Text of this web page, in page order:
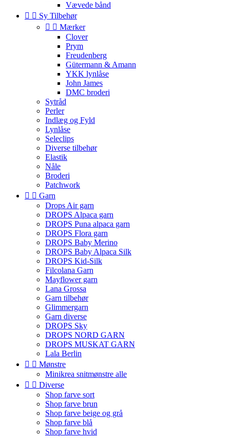
Vævede bånd
  Sy Tilbehør
  Mærker
Clover
Prym
Freudenberg
Gütermann & Amann
YKK lynlåse
John James
DMC broderi
Sytråd
Perler
Indlæg og Fyld
Lynlåse
Seleclips
Diverse tilbehør
Elastik
Nåle
Broderi
Patchwork
  Garn
Drops Air garn
DROPS Alpaca garn
DROPS Puna alpaca garn
DROPS Flora garn
DROPS Baby Merino
DROPS Baby Alpaca Silk
DROPS Kid-Silk
Filcolana Garn
Mayflower garn
Lana Grossa
Garn tilbehør
Glimmergarn
Garn diverse
DROPS Sky
DROPS NORD GARN
DROPS MUSKAT GARN
Lala Berlin
  Mønstre
Minikrea snitmønstre alle
  Diverse
Shop farve sort
Shop farve brun
Shop farve beige og grå
Shop farve blå
Shop farve hvid